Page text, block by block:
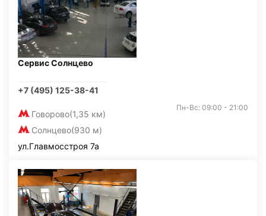
Сервис Солнцево
+7 (495) 125-38-41
Говорово(1,35 км)
Солнцево(930 м)
Пн-Вс: 09:00 - 21:00
ул.Главмосстроя 7а